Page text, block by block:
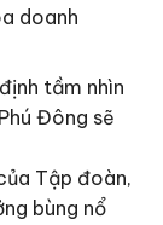
doanh
tầm nhìn
Đông sẽ
Tập đoàn,
bùng nổ